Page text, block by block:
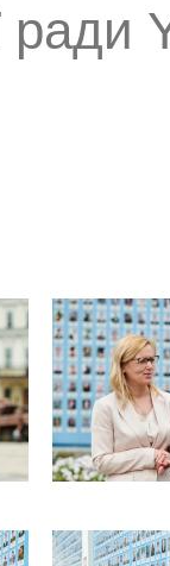
ради